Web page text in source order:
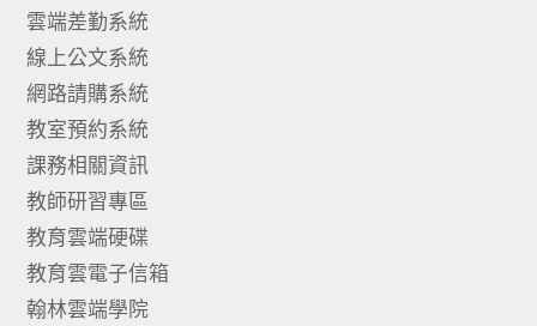
雲端差勤系統
線上公文系統
網路請購系統
教室預約系統
課務相關資訊
教師研習專區
教育雲端硬碟
教育雲電子信箱
翰林雲端學院